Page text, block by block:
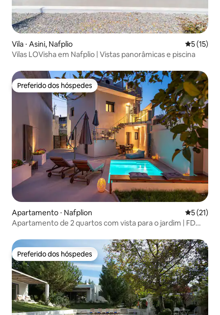
Vila ⋅ Asini, Nafplio 5 de uma
5 (15)
Vilas LOVisha em Nafplio | Vistas panorâmicas e piscina
Preferido dos hóspedes
Preferido dos hóspedes
Apartamento ⋅ Nafplion 5 de uma
5 (21)
Apartamento de 2 quartos com vista para o jardim | FD
Preferido dos hóspedes
Preferido dos hóspedes